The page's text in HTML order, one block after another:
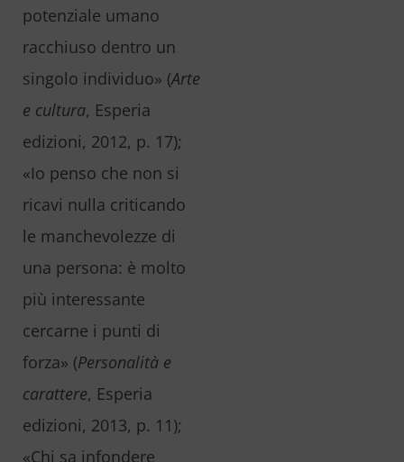
potenziale umano
racchiuso dentro un
singolo individuo» (Arte
e cultura, Esperia
edizioni, 2012, p. 17);
«Io penso che non si
ricavi nulla criticando
le manchevolezze di
una persona: è molto
più interessante
cercarne i punti di
forza» (Personalità e
carattere, Esperia
edizioni, 2013, p. 11);
«Chi sa infondere